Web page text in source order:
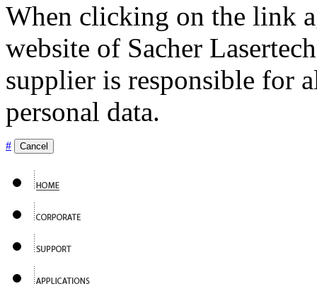
When clicking on the link
website of Sacher
supplier is responsible for
personal data.
# Cancel